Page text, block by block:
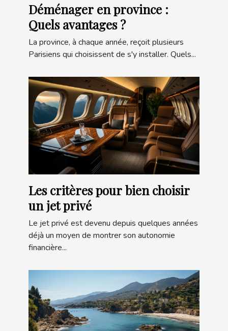
Déménager en province :
Quels avantages ?
La province, à chaque année, reçoit plusieurs
Parisiens qui choisissent de s'y installer. Quels...
Les critères pour bien choisir
un jet privé
Le jet privé est devenu depuis quelques années
déjà un moyen de montrer son autonomie
financière...